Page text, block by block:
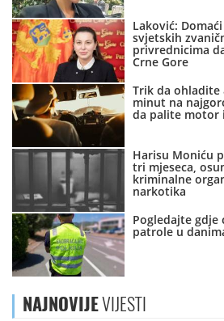
Laković:
svjetskih
privrednicima
Crne Gore
Trik da ohladite
minut na
da palite motor
Harisu Moniću
tri mjeseca,
kriminalne
narkotika
Pogledajte
patrole u
NAJNOVIJEVIJESTI